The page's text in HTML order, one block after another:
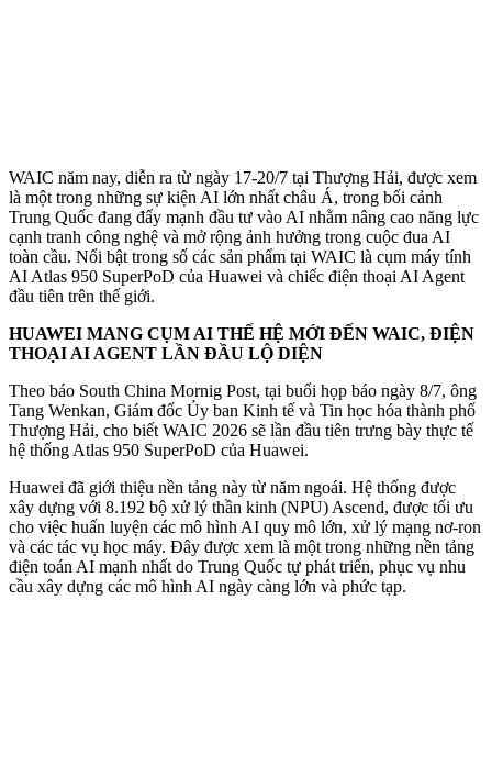
WAIC năm nay, diễn ra từ ngày 17-20/7 tại Thượng Hải, được xem
là một trong những sự kiện AI lớn nhất châu Á, trong bối cảnh
Trung Quốc đang đẩy mạnh đầu tư vào AI nhằm nâng cao năng lực
cạnh tranh công nghệ và mở rộng ảnh hưởng trong cuộc đua AI
toàn cầu. Nổi bật trong số các sản phẩm tại WAIC là cụm máy tính
AI Atlas 950 SuperPoD của Huawei và chiếc điện thoại AI Agent
đầu tiên trên thế giới.
HUAWEI MANG CỤM AI THẾ HỆ MỚI ĐẾN WAIC, ĐIỆN
THOẠI AI AGENT LẦN ĐẦU LỘ DIỆN
Theo báo South China Mornig Post, tại buổi họp báo ngày 8/7, ông
Tang Wenkan, Giám đốc Ủy ban Kinh tế và Tin học hóa thành phố
Thượng Hải, cho biết WAIC 2026 sẽ lần đầu tiên trưng bày thực tế
hệ thống Atlas 950 SuperPoD của Huawei.
Huawei đã giới thiệu nền tảng này từ năm ngoái. Hệ thống được
xây dựng với 8.192 bộ xử lý thần kinh (NPU) Ascend, được tối ưu
cho việc huấn luyện các mô hình AI quy mô lớn, xử lý mạng nơ-ron
và các tác vụ học máy. Đây được xem là một trong những nền tảng
điện toán AI mạnh nhất do Trung Quốc tự phát triển, phục vụ nhu
cầu xây dựng các mô hình AI ngày càng lớn và phức tạp.